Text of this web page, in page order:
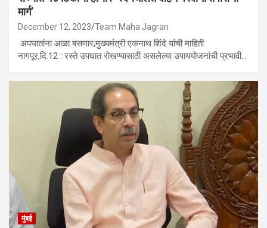
मार्ग’
December 12, 2023 Team Maha Jagran
अपघातांना आळा बसणार;मुख्यमंत्री एकनाथ शिंदे यांची माहिती
नागपूर,दि.12 : रस्ते उपघात रोखण्यासाठी असलेल्या उपाययोजनांची प्रभावी…
मुंबई